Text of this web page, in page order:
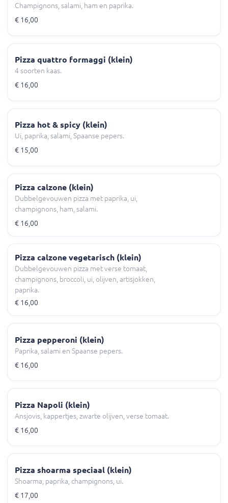
Champignons, salami, ham en paprika.
€ 16,00
Pizza quattro formaggi (klein)
4 soorten kaas.
€ 16,00
Pizza hot & spicy (klein)
Ui, paprika, salami, Spaanse pepers.
€ 15,00
Pizza calzone (klein)
Dubbelgevouwen pizza met paprika, ui,
champignons, ham, salami.
€ 16,00
Pizza calzone vegetarisch (klein)
Dubbelgevouwen pizza met verse tomaat,
champignons, broccoli, ui, olijven, artisjokken,
paprika.
€ 16,00
Pizza pepperoni (klein)
Paprika, salami en Spaanse pepers.
€ 16,00
Pizza Napoli (klein)
Ansjovis, kappertjes, zwarte olijven, verse tomaat.
€ 16,00
Pizza shoarma speciaal (klein)
Shoarma, paprika, champignons, ui.
€ 17,00